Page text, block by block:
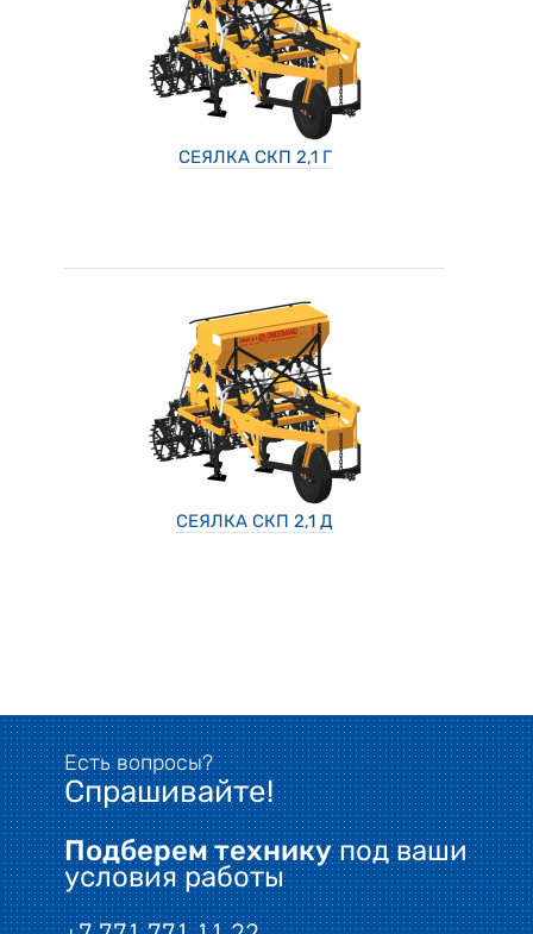
СЕЯЛКА СКП 2,1 Г
СЕЯЛКА СКП 2,1 Д
Есть вопросы?
Спрашивайте!
Подберем техникупод ваши
условия работы